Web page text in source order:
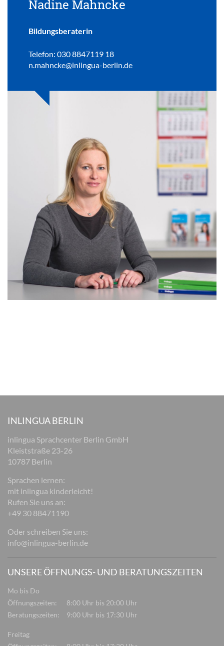
Nadine Mahncke
Bildungsberaterin
Telefon: 030 8847119 18
n.mahncke@inlingua-berlin.de
INLINGUA BERLIN
inlingua Sprachcenter Berlin GmbH
Kleiststraße 23-26
10787 Berlin
Sprachen lernen:
mit inlingua kinderleicht!
Rufen Sie uns an:
+49 30 88471190
Oder schreiben Sie uns:
info@inlingua-berlin.de
UNSERE ÖFFNUNGS- UND BERATUNGSZEITEN
Mo bis Do
Öffnungszeiten:
8:00 Uhr bis 20:00 Uhr
Beratungszeiten:
9:00 Uhr bis 17:30 Uhr
Freitag